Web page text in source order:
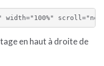
en haut à droite de